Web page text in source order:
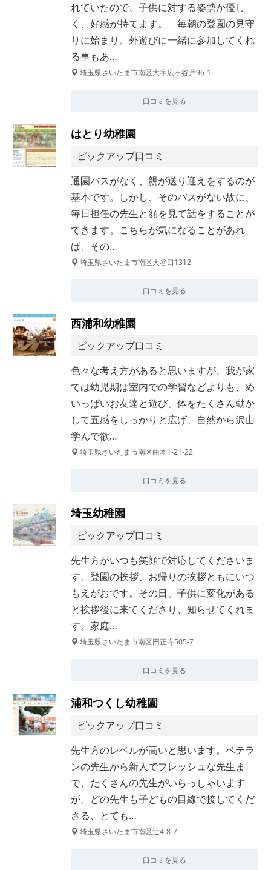
れていたので、子供に対する姿勢が優し
く、好感が持てます。 毎朝の登園の見守
りに始まり、外遊びに一緒に参加してくれ
る事もあ…
埼玉県さいたま市南区大字広ヶ谷戸96-1
口コミを見る
はとり幼稚園
ピックアップ口コミ
通園バスがなく、親が送り迎えをするのが
基本です。しかし、そのバスがない故に、
毎日担任の先生と顔を見て話をすることが
できます。こちらが気になることがあれ
ば、その…
埼玉県さいたま市南区大谷口1312
口コミを見る
西浦和幼稚園
ピックアップ口コミ
色々な考え方があると思いますが、我が家
では幼児期は室内での学習などよりも、め
いっぱいお友達と遊び、体をたくさん動か
して五感をしっかりと広げ、自然から沢山
学んで欲…
埼玉県さいたま市南区曲本1-21-22
口コミを見る
埼玉幼稚園
ピックアップ口コミ
先生方がいつも笑顔で対応してくださいま
す。登園の挨拶、お帰りの挨拶ともにいつ
もえがおです。その日、子供に変化がある
と挨拶後に来てくださり、知らせてくれま
す。家庭…
埼玉県さいたま市南区円正寺505-7
口コミを見る
浦和つくし幼稚園
ピックアップ口コミ
先生方のレベルが高いと思います。ベテラ
ンの先生から新人でフレッシュな先生ま
で、たくさんの先生がいらっしゃいます
が、どの先生も子どもの目線で接してくだ
さる、とても…
埼玉県さいたま市南区辻4-8-7
口コミを見る